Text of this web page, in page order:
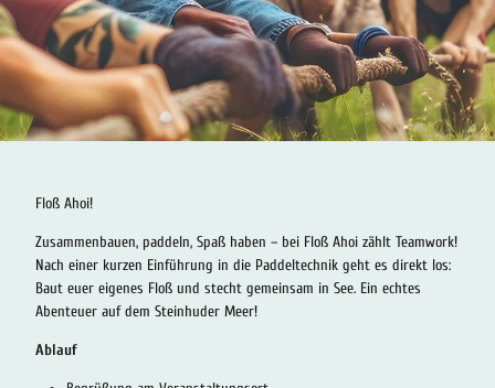
Floß Ahoi!
Zusammenbauen, paddeln, Spaß haben – bei Floß Ahoi zählt Teamwork!
Nach einer kurzen Einführung in die Paddeltechnik geht es direkt los:
Baut euer eigenes Floß und stecht gemeinsam in See. Ein echtes
Abenteuer auf dem Steinhuder Meer!
Ablauf